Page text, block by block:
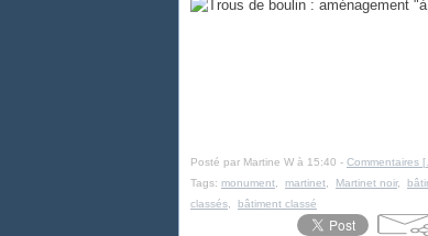
Posté par Martine W à 15:40 - Commentaires [
Tags: monument martinet Martinet noir,
classés
bâtiment classé